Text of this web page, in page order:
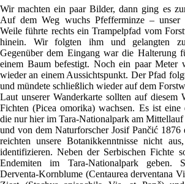
Wir machten ein paar Bilder, dann ging es
Auf dem Weg wuchs Pfefferminze – unser
Weile führte rechts ein Trampelpfad vom
hinein. Wir folgten ihm und gelangten
Gegenüber dem Eingang war die Halterung
einem Baum befestigt. Noch ein paar Meter
wieder an einem Aussichtspunkt. Der Pfad
und mündete schließlich wieder auf dem
Laut unserer Wanderkarte sollten auf diesem
Fichten (Picea omorika) wachsen. Es ist eine
die nur hier im Tara-Nationalpark am
und von dem Naturforscher Josif Pančić
reichten unsere Botanikkenntnisse nicht
identifizieren. Neben der Serbischen Fichte
Endemiten im Tara-Nationalpark
Derventa-Kornblume (Centaurea derventana